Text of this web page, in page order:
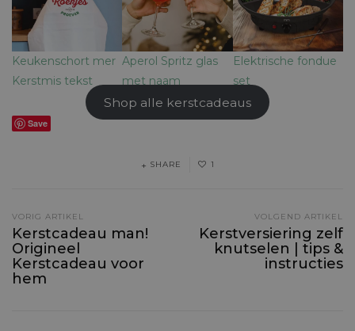
Keukenschort mer
Kerstmis tekst
Aperol Spritz glas
met naam
Elektrische fondue
set
Shop alle kerstcadeaus
Save
SHARE 1
VORIG ARTIKEL
Kerstcadeau man!
Origineel
Kerstcadeau voor
hem
VOLGEND ARTIKEL
Kerstversiering zelf
knutselen | tips &
instructies